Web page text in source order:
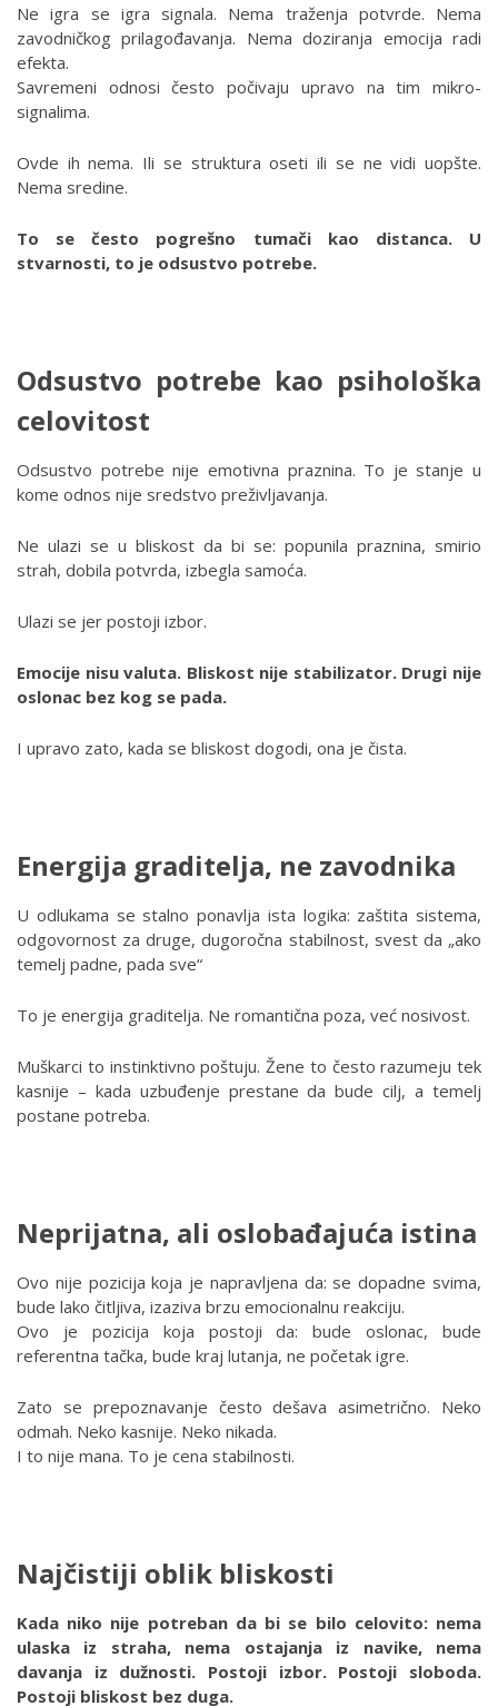
Ne igra se igra signala. Nema traženja potvrde. Nema
zavodničkog prilagođavanja. Nema doziranja emocija radi
efekta.
Savremeni odnosi često počivaju upravo na tim mikro-
signalima.
Ovde ih nema. Ili se struktura oseti ili se ne vidi uopšte.
Nema sredine.
To se često pogrešno tumači kao distanca. U
stvarnosti, to je odsustvo potrebe.
Odsustvo potrebe kao psihološka
celovitost
Odsustvo potrebe nije emotivna praznina. To je stanje u
kome odnos nije sredstvo preživljavanja.
Ne ulazi se u bliskost da bi se: popunila praznina, smirio
strah, dobila potvrda, izbegla samoća.
Ulazi se jer postoji izbor.
Emocije nisu valuta. Bliskost nije stabilizator. Drugi nije
oslonac bez kog se pada.
I upravo zato, kada se bliskost dogodi, ona je čista.
Energija graditelja, ne zavodnika
U odlukama se stalno ponavlja ista logika: zaštita sistema,
odgovornost za druge, dugoročna stabilnost, svest da „ako
temelj padne, pada sve“
To je energija graditelja. Ne romantična poza, već nosivost.
Muškarci to instinktivno poštuju. Žene to često razumeju tek
kasnije – kada uzbuđenje prestane da bude cilj, a temelj
postane potreba.
Neprijatna, ali oslobađajuća istina
Ovo nije pozicija koja je napravljena da: se dopadne svima,
bude lako čitljiva, izaziva brzu emocionalnu reakciju.
Ovo je pozicija koja postoji da: bude oslonac, bude
referentna tačka, bude kraj lutanja, ne početak igre.
Zato se prepoznavanje često dešava asimetrično. Neko
odmah. Neko kasnije. Neko nikada.
I to nije mana. To je cena stabilnosti.
Najčistiji oblik bliskosti
Kada niko nije potreban da bi se bilo celovito: nema
ulaska iz straha, nema ostajanja iz navike, nema
davanja iz dužnosti. Postoji izbor. Postoji sloboda.
Postoji bliskost bez duga.